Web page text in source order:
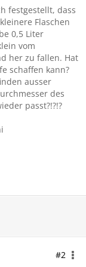
festgestellt, dass
Flaschen
0,5 Liter
vom
her zu fallen. Hat
schaffen kann?
ausser
des
passt?!?!?
#2